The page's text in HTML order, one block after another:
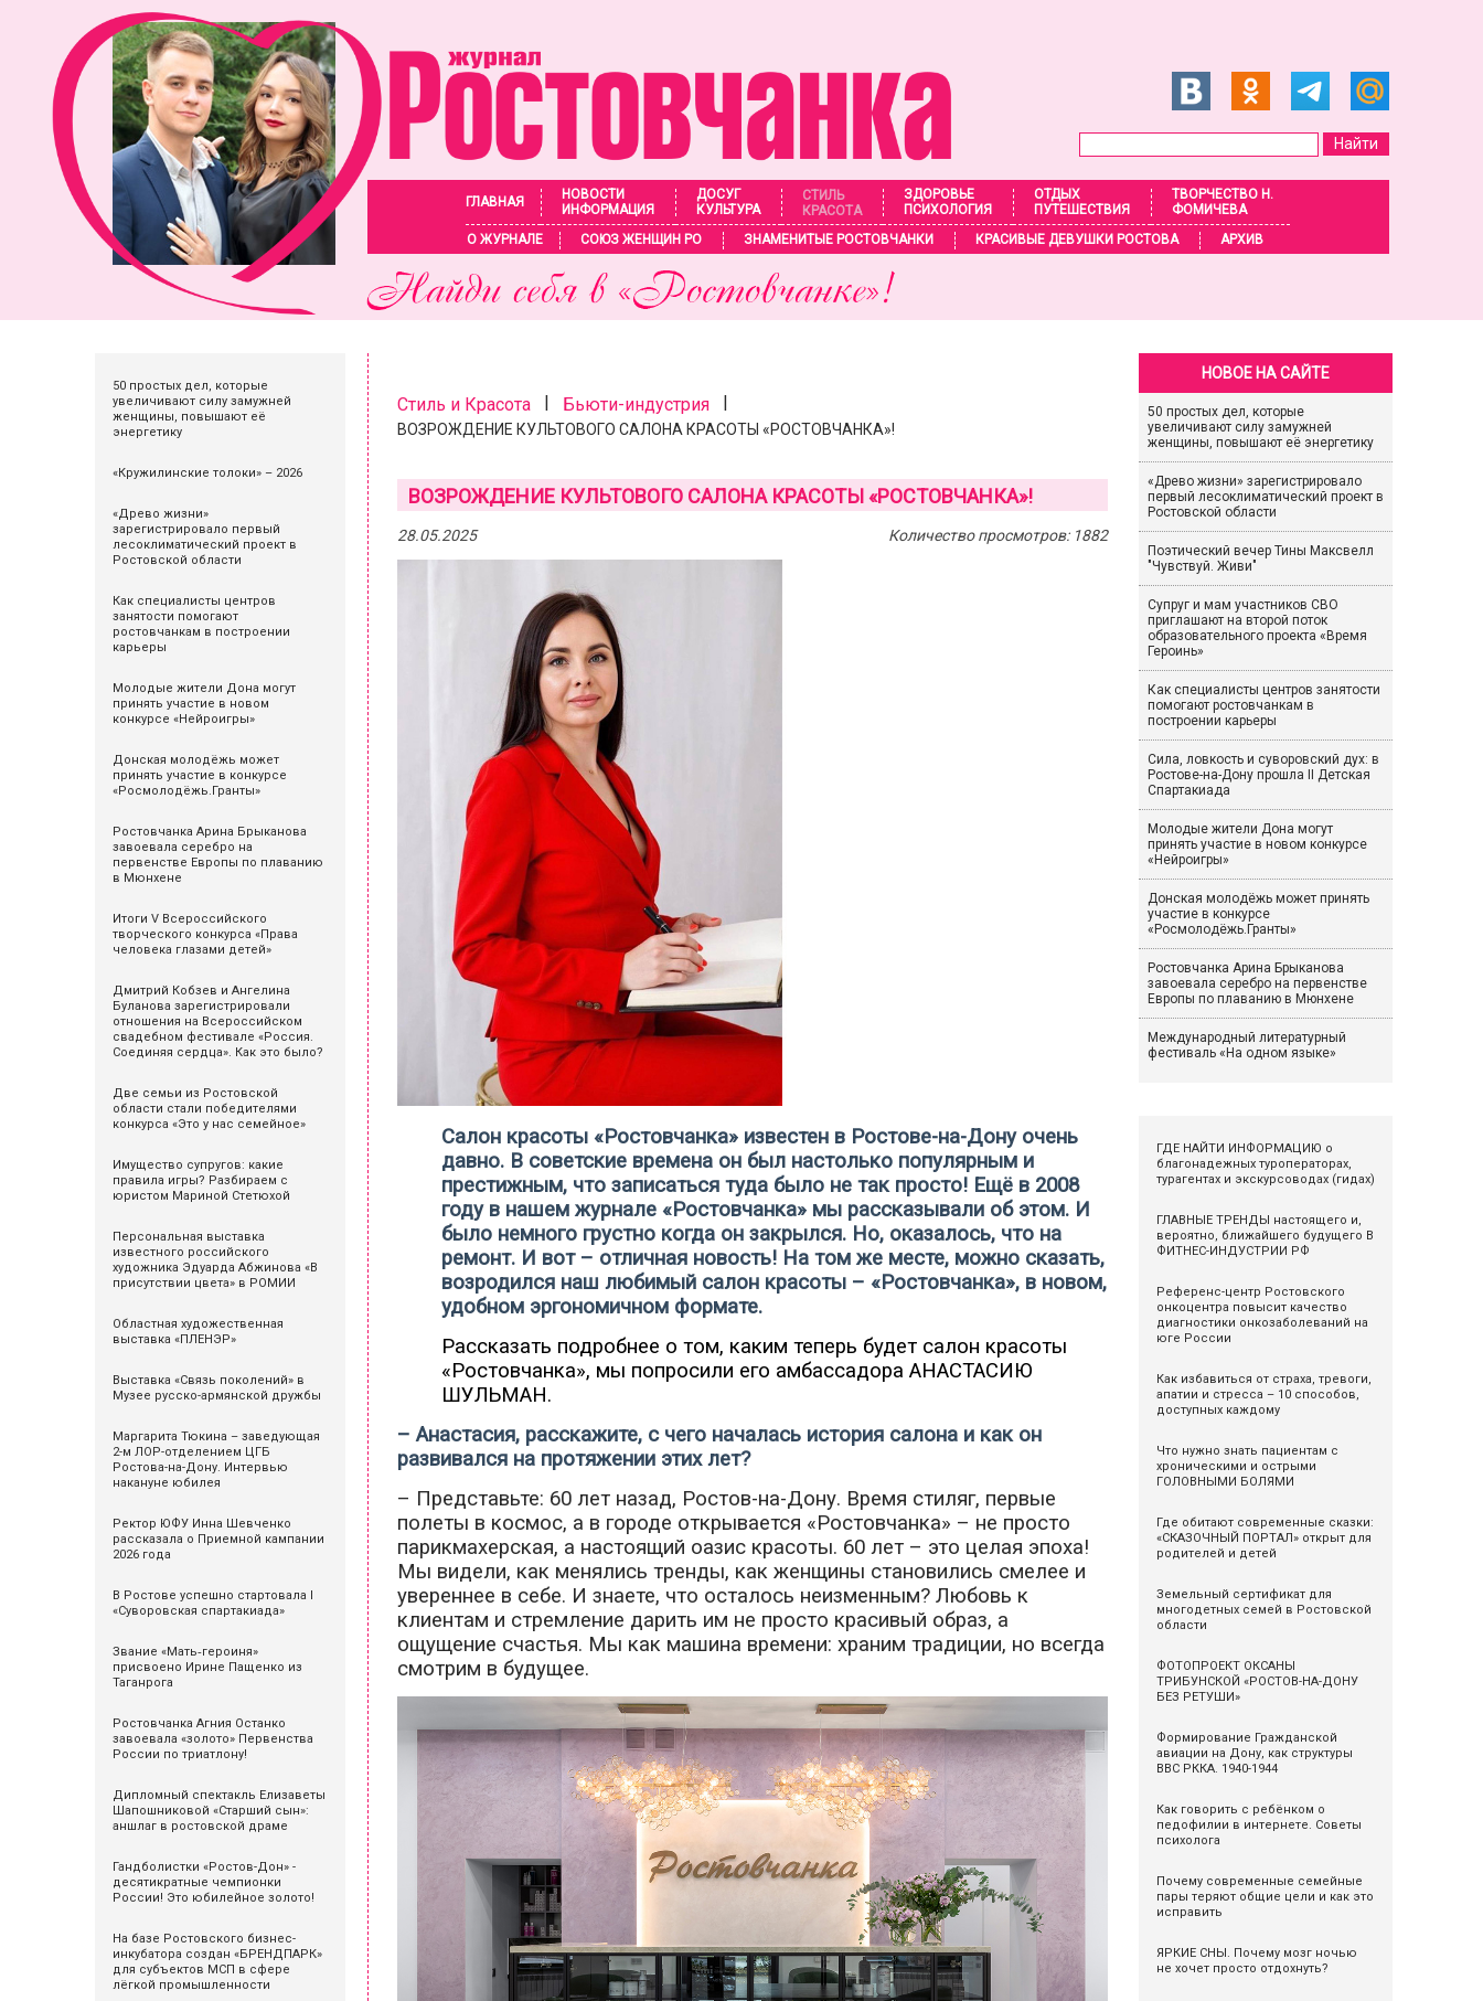
ГЛАВНАЯ
НОВОСТИ
ИНФОРМАЦИЯ
ДОСУГ
КУЛЬТУРА
СТИЛЬ
КРАСОТА
ЗДОРОВЬЕ
ПСИХОЛОГИЯ
ОТДЫХ
ПУТЕШЕСТВИЯ
ТВОРЧЕСТВО Н.
ФОМИЧЕВА
О ЖУРНАЛЕ
СОЮЗ ЖЕНЩИН РО ЗНАМЕНИТЫЕ РОСТОВЧАНКИ КРАСИВЫЕ ДЕВУШКИ РОСТОВА АРХИВ
50 простых дел, которые
увеличивают силу замужней
женщины, повышают её
энергетику
«Кружилинские толоки» – 2026
«Древо жизни»
зарегистрировало первый
лесоклиматический проект в
Ростовской области
Как специалисты центров
занятости помогают
ростовчанкам в построении
карьеры
Молодые жители Дона могут
принять участие в новом
конкурсе «Нейроигры»
Донская молодёжь может
принять участие в конкурсе
«Росмолодёжь.Гранты»
Ростовчанка Арина Брыканова
завоевала серебро на
первенстве Европы по плаванию
в Мюнхене
Итоги V Всероссийского
творческого конкурса «Права
человека глазами детей»
Дмитрий Кобзев и Ангелина
Буланова зарегистрировали
отношения на Всероссийском
свадебном фестивале «Россия.
Соединяя сердца». Как это было?
Две семьи из Ростовской
области стали победителями
конкурса «Это у нас семейное»
Имущество супругов: какие
правила игры? Разбираем с
юристом Мариной Стетюхой
Персональная выставка
известного российского
художника Эдуарда Абжинова «В
присутствии цвета» в РОМИИ
Областная художественная
выставка «ПЛЕНЭР»
Выставка «Связь поколений» в
Музее русско-армянской дружбы
Маргарита Тюкина – заведующая
2-м ЛОР-отделением ЦГБ
Ростова-на-Дону. Интервью
накануне юбилея
Ректор ЮФУ Инна Шевченко
рассказала о Приемной кампании
2026 года
В Ростове успешно стартовала I
«Суворовская спартакиада»
Звание «Мать‑героиня»
присвоено Ирине Пащенко из
Таганрога
Ростовчанка Агния Останко
завоевала «золото» Первенства
России по триатлону!
Дипломный спектакль Елизаветы
Шапошниковой «Старший сын»:
аншлаг в ростовской драме
Гандболистки «Ростов-Дон» -
десятикратные чемпионки
России! Это юбилейное золото!
На базе Ростовского бизнес-
инкубатора создан «БРЕНДПАРК»
для субъектов МСП в сфере
лёгкой промышленности
Стиль и Красота| Бьюти-индустрия|
ВОЗРОЖДЕНИЕ КУЛЬТОВОГО САЛОНА КРАСОТЫ «РОСТОВЧАНКА»!
ВОЗРОЖДЕНИЕ КУЛЬТОВОГО САЛОНА КРАСОТЫ «РОСТОВЧАНКА»!
28.05.2025 Количество просмотров: 1882
Салон красоты «Ростовчанка» известен в Ростове-на-Дону очень
давно. В советские времена он был настолько популярным и
престижным, что записаться туда было не так просто! Ещё в 2008
году в нашем журнале «Ростовчанка» мы рассказывали об этом. И
было немного грустно когда он закрылся. Но, оказалось, что на
ремонт. И вот – отличная новость! На том же месте, можно сказать,
возродился наш любимый салон красоты – «Ростовчанка», в новом,
удобном эргономичном формате.
Рассказать подробнее о том, каким теперь будет салон красоты
«Ростовчанка», мы попросили его амбассадора АНАСТАСИЮ
ШУЛЬМАН.
– Анастасия, расскажите, с чего началась история салона и как он
развивался на протяжении этих лет?
– Представьте: 60 лет назад, Ростов-на-Дону. Время стиляг, первые
полеты в космос, а в городе открывается «Ростовчанка» – не просто
парикмахерская, а настоящий оазис красоты. 60 лет – это целая эпоха!
Мы видели, как менялись тренды, как женщины становились смелее и
увереннее в себе. И знаете, что осталось неизменным? Любовь к
клиентам и стремление дарить им не просто красивый образ, а
ощущение счастья. Мы как машина времени: храним традиции, но всегда
смотрим в будущее.
НОВОЕ НА САЙТЕ
50 простых дел, которые
увеличивают силу замужней
женщины, повышают её энергетику
«Древо жизни» зарегистрировало
первый лесоклиматический проект в
Ростовской области
Поэтический вечер Тины Максвелл
"Чувствуй. Живи"
Супруг и мам участников СВО
приглашают на второй поток
образовательного проекта «Время
Героинь»
Как специалисты центров занятости
помогают ростовчанкам в
построении карьеры
Сила, ловкость и суворовский дух: в
Ростове-на-Дону прошла II Детская
Спартакиада
Молодые жители Дона могут
принять участие в новом конкурсе
«Нейроигры»
Донская молодёжь может принять
участие в конкурсе
«Росмолодёжь.Гранты»
Ростовчанка Арина Брыканова
завоевала серебро на первенстве
Европы по плаванию в Мюнхене
Международный литературный
фестиваль «На одном языке»
ГДЕ НАЙТИ ИНФОРМАЦИЮ о
благонадежных туроператорах,
турагентах и экскурсоводах (гидах)
ГЛАВНЫЕ ТРЕНДЫ настоящего и,
вероятно, ближайшего будущего В
ФИТНЕС-ИНДУСТРИИ РФ
Референс-центр Ростовского
онкоцентра повысит качество
диагностики онкозаболеваний на
юге России
Как избавиться от страха, тревоги,
апатии и стресса – 10 способов,
доступных каждому
Что нужно знать пациентам с
хроническими и острыми
ГОЛОВНЫМИ БОЛЯМИ
Где обитают современные сказки:
«СКАЗОЧНЫЙ ПОРТАЛ» открыт для
родителей и детей
Земельный сертификат для
многодетных семей в Ростовской
области
ФОТОПРОЕКТ ОКСАНЫ
ТРИБУНСКОЙ «РОСТОВ-НА-ДОНУ
БЕЗ РЕТУШИ»
Формирование Гражданской
авиации на Дону, как структуры
ВВС РККА. 1940-1944
Как говорить с ребёнком о
педофилии в интернете. Советы
психолога
Почему современные семейные
пары теряют общие цели и как это
исправить
ЯРКИЕ СНЫ. Почему мозг ночью
не хочет просто отдохнуть?